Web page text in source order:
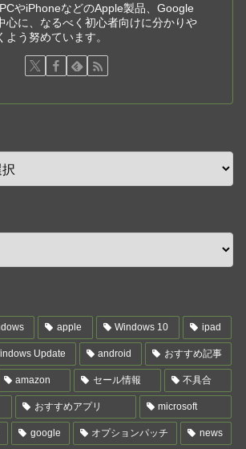
やiPhoneなどのApple製品、Google
心に、なるべく初心者向けに分かりや
よう努めています。
apple Windows 10 ipad
Update android おすすめ記事
amazon セール情報 不具合
おすすめアプリ microsoft
google オプションパッチ news